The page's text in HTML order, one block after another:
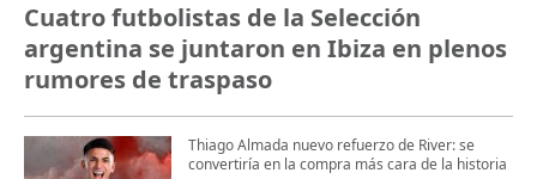
Cuatro futbolistas de la Selección
argentina se juntaron en Ibiza en plenos
rumores de traspaso
Thiago Almada nuevo refuerzo de River: se
convertiría en la compra más cara de la historia